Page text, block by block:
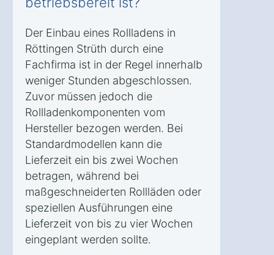
Der Einbau eines Rollladens in
Röttingen Strüth durch eine
Fachfirma ist in der Regel innerhalb
weniger Stunden abgeschlossen.
Zuvor müssen jedoch die
Rollladenkomponenten vom
Hersteller bezogen werden. Bei
Standardmodellen kann die
Lieferzeit ein bis zwei Wochen
betragen, während bei
maßgeschneiderten Rollläden oder
speziellen Ausführungen eine
Lieferzeit von bis zu vier Wochen
eingeplant werden sollte.